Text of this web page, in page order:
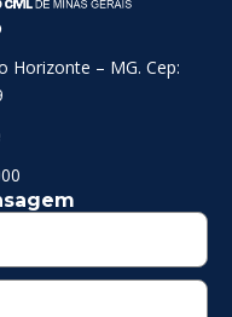
Horizonte – MG. Cep: